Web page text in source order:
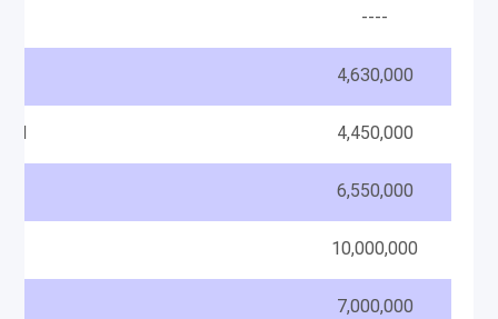
----
4,630,000
4,450,000
6,550,000
10,000,000
7,000,000